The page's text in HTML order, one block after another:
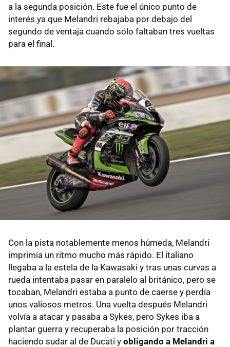
a la segunda posición. Este fue el único punto de
interés ya que Melandri rebajaba por debajo del
segundo de ventaja cuando sólo faltaban tres vueltas
para el final.
Con la pista notablemente menos húmeda, Melandri
imprimía un ritmo mucho más rápido. El italiano
llegaba a la estela de la Kawasaki y tras unas curvas a
rueda intentaba pasar en paralelo al británico, pero se
tocaban, Melandri estaba a punto de caerse y perdía
unos valiosos metros. Una vuelta después Melandri
volvía a atacar y pasaba a Sykes, pero Sykes iba a
plantar guerra y recuperaba la posición por tracción
haciendo sudar al de Ducati y obligando a Melandri a